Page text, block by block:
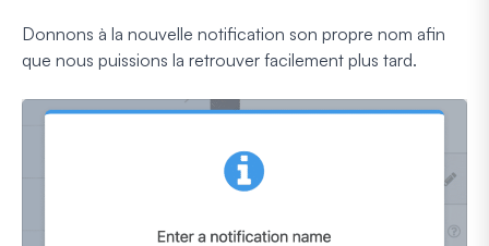
Donnons à la nouvelle notification son propre nom afin
que nous puissions la retrouver facilement plus tard.